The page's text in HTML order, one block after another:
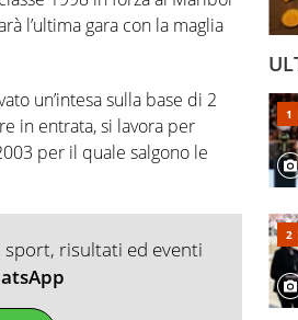
l’ultima gara con la maglia
un’intesa sulla base di 2
in entrata, si lavora per
per il quale salgono le
risultati ed eventi